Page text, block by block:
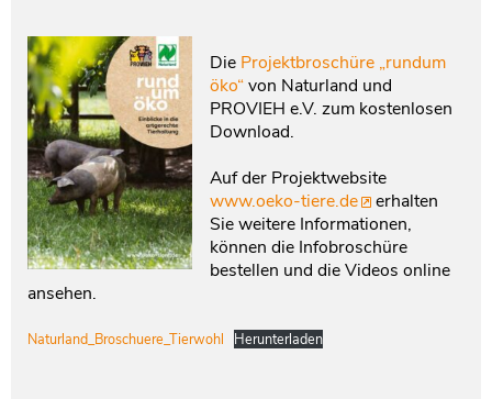
DieProjektbroschüre „rundum
öko“von Naturland und
PROVIEH e.V. zum kostenlosen
Download.
Auf der Projektwebsite
www.oeko-tiere.de
erhalten
Sie weitere Informationen,
können die Infobroschüre
bestellen und die Videos online
ansehen.
Naturland_Broschuere_Tierwohl Herunterladen